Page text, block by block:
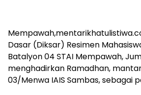
Dasar (Diksar) Resimen
Batalyon 04 STAI Mempawah,
menghadirkan Ramadhan,
03/Menwa IAIS Sambas, sebagai